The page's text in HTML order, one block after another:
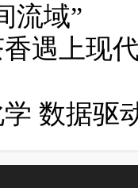
流域”
遇上现
数据驱